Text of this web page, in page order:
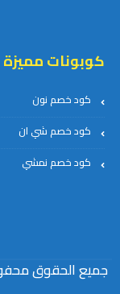
كوبونات مميزة
كود خصم نون
كود خصم شي ان
كود خصم نمشي
جميع الحقوق